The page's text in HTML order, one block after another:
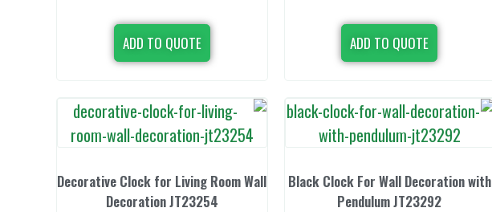
ADD TO QUOTE
ADD TO QUOTE
Black Clock For Wall Decoration with
Pendulum JT23292
Decorative Clock for Living Room Wall
Decoration JT23254